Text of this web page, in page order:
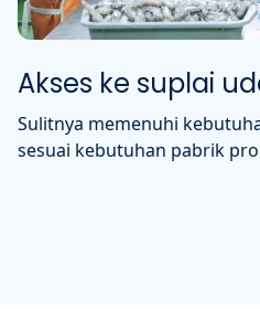
Akses ke suplai
Sulitnya memenuhi
sesuai kebutuhan pabrik